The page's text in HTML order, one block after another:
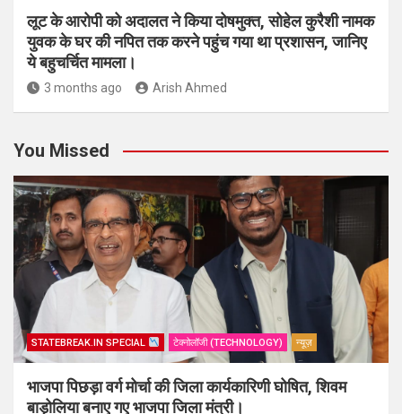
लूट के आरोपी को अदालत ने किया दोषमुक्त, सोहेल कुरैशी नामक
युवक के घर की नपित तक करने पहुंच गया था प्रशासन, जानिए
ये बहुचर्चित मामला।
3 months ago Arish Ahmed
You Missed
STATEBREAK.IN SPECIAL टेक्नोलॉजी (TECHNOLOGY) न्यूज़
भाजपा पिछड़ा वर्ग मोर्चा की जिला कार्यकारिणी घोषित, शिवम
बाड़ोलिया बनाए गए भाजपा जिला मंत्री।